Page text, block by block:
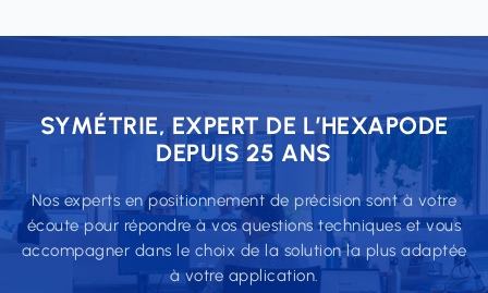
SYMÉTRIE, EXPERT DE L’HEXAPODE
DEPUIS 25 ANS
Nos experts en positionnement de précision sont à votre
écoute pour répondre à vos questions techniques et vous
accompagner dans le choix de la solution la plus adaptée
à votre application.